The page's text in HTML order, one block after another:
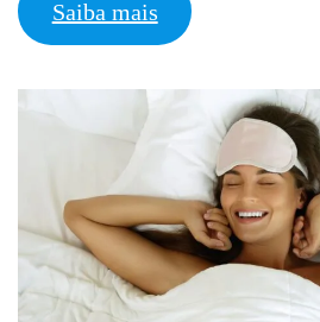
Saiba mais